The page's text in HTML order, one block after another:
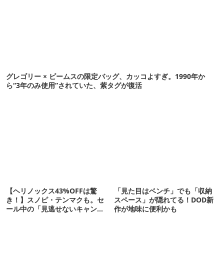
グレゴリー × ビームスの限定バッグ、カッコよすぎ。1990年か
ら“3年のみ使用”されていた、紫タグが復活
【ヘリノックス43%OFFは驚
き！】スノピ・テンマクも。セ
ール中の「見逃せないキャンプ
「見た目はベンチ」でも「収納
スペース」が隠れてる！DOD新
作が地味に便利かも